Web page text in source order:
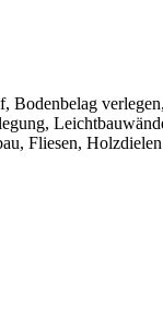
Bodenbelag verlegen,
Fliesen, Holzdielen